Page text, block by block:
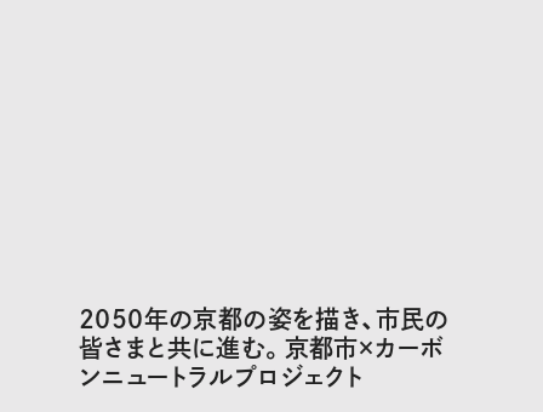
2050年の京都の姿を描き、市民の
皆さまと共に進む。京都市×カーボ
ンニュートラルプロジェクト